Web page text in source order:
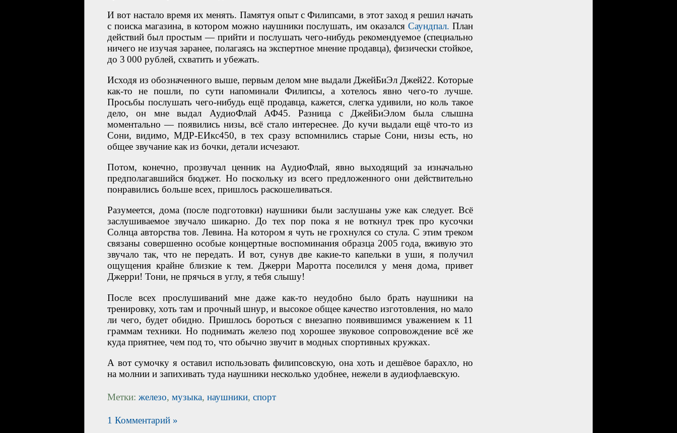
И вот настало время их менять. Памятуя опыт с Филипсами, в этот заход я решил начать
с поиска магазина, в котором можно наушники послушать, им оказался Саундпал. План
действий был простым — прийти и послушать чего-нибудь рекомендуемое (специально
ничего не изучая заранее, полагаясь на экспертное мнение продавца), физически стойкое,
до 3 000 рублей, схватить и убежать.
Исходя из обозначенного выше, первым делом мне выдали ДжейБиЭл Джей22. Которые
как-то не пошли, по сути напоминали Филипсы, а хотелось явно чего-то лучше.
Просьбы послушать чего-нибудь ещё продавца, кажется, слегка удивили, но коль такое
дело, он мне выдал АудиоФлай АФ45. Разница с ДжейБиЭлом была слышна
моментально — появились низы, всё стало интереснее. До кучи выдали ещё что-то из
Сони, видимо, МДР-ЕИкс450, в тех сразу вспомнились старые Сони, низы есть, но
общее звучание как из бочки, детали исчезают.
Потом, конечно, прозвучал ценник на АудиоФлай, явно выходящий за изначально
предполагавшийся бюджет. Но поскольку из всего предложенного они действительно
понравились больше всех, пришлось раскошеливаться.
Разумеется, дома (после подготовки) наушники были заслушаны уже как следует. Всё
заслушиваемое звучало шикарно. До тех пор пока я не воткнул трек про кусочки
Солнца авторства тов. Левина. На котором я чуть не грохнулся со стула. С этим треком
связаны совершенно особые концертные воспоминания образца 2005 года, вживую это
звучало так, что не передать. И вот, сунув две какие-то капельки в уши, я получил
ощущения крайне близкие к тем. Джерри Маротта поселился у меня дома, привет
Джерри! Тони, не прячься в углу, я тебя слышу!
После всех прослушиваний мне даже как-то неудобно было брать наушники на
тренировку, хоть там и прочный шнур, и высокое общее качество изготовления, но мало
ли чего, будет обидно. Пришлось бороться с внезапно появившимся уважением к 11
граммам техники. Но поднимать железо под хорошее звуковое сопровождение всё же
куда приятнее, чем под то, что обычно звучит в модных спортивных кружках.
А вот сумочку я оставил использовать филипсовскую, она хоть и дешёвое барахло, но
на молнии и запихивать туда наушники несколько удобнее, нежели в аудиофлаевскую.
Метки: железо, музыка, наушники, спорт
1 Комментарий »